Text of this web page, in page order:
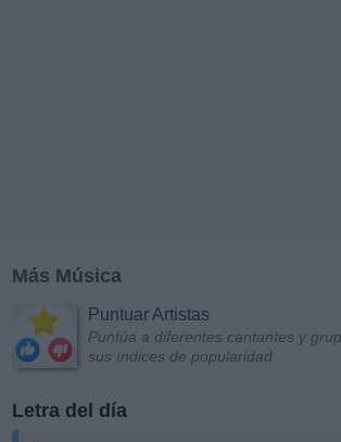
Más Música
Puntuar Artistas
Puntúa a diferentes cantantes y
sus índices de popularidad
Letra del día